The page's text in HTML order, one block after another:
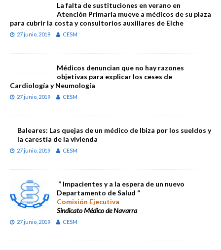
La falta de sustituciones en verano en
Atención Primaria mueve a médicos de su plaza
para cubrir la costa y consultorios auxiliares de Elche
27 junio, 2019 CESM
Médicos denuncian que no hay razones
objetivas para explicar los ceses de
Cardiología y Neumología
27 junio, 2019 CESM
Baleares: Las quejas de un médico de Ibiza por los sueldos y
la carestía de la vivienda
27 junio, 2019 CESM
“ Impacientes y a la espera de un nuevo
Departamento de Salud ”
Comisión Ejecutiva
Sindicato Médico de Navarra
27 junio, 2019 CESM